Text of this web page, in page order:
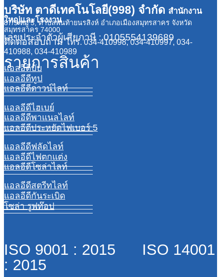
บริษัท ตาดีเทคโนโลยี(998) จำกัด สำนักงาน
ใหญ่และโรงงาน
87/9 หมู่ 5, ตำบลพันท้ายนรสิงห์ อำเภอเมืองสมุทรสาคร จังหวัด
สมุทรสาคร 74000
เลขประจำตัวผู้เสียภาษี : 0105554139689
ติดต่อสอบถามโทร. 034-410998, 034-410997, 034-
410988, 034-410989
รายการสินค้า
แอลอีดีบับ
แอลอีดีทูป
แอลอีดีดาวน์ไลท์
แอลอีดีไฮเบย์
แอลอีดีพาแนลไลท์
แอลอีดีประหยัดไฟเบอร์ 5
แอลอีดีฟลัดไลท์
แอลอีดีไฟตกแต่ง
แอลอีดีโซล่าไลท์
แอลอีดีสตรีทไลท์
แอลอีดีกันระเบิด
โซล่า รูฟท๊อป
ISO 9001 : 2015 ISO 14001
: 2015